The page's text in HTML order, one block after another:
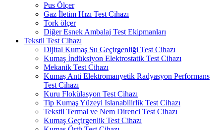
Pus Ölçer
Gaz İletim Hızı Test Cihazı
Tork ölçer
Diğer Esnek Ambalaj Test Ekipmanları
Tekstil Test Cihazı
Dijital Kumaş Su Geçirgenliği Test Cihazı
Kumaş İndüksiyon Elektrostatik Test Cihazı
Mekanik Test Cihazı
Kumaş Anti Elektromanyetik Radyasyon Performans
Test Cihazı
Kuru Flokülasyon Test Cihazı
Tip Kumaş Yüzeyi Islanabilirlik Test Cihazı
Tekstil Termal ve Nem Direnci Test Cihazı
Kumaş Geçirgenlik Test Cihazı